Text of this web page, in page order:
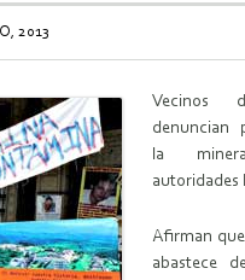
2013
Vecinos
denuncian
la
autoridades
Afirman
abastece